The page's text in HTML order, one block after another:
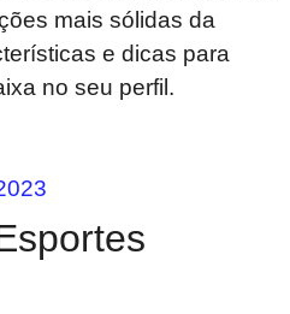
mais sólidas da
e dicas para
no seu perfil.